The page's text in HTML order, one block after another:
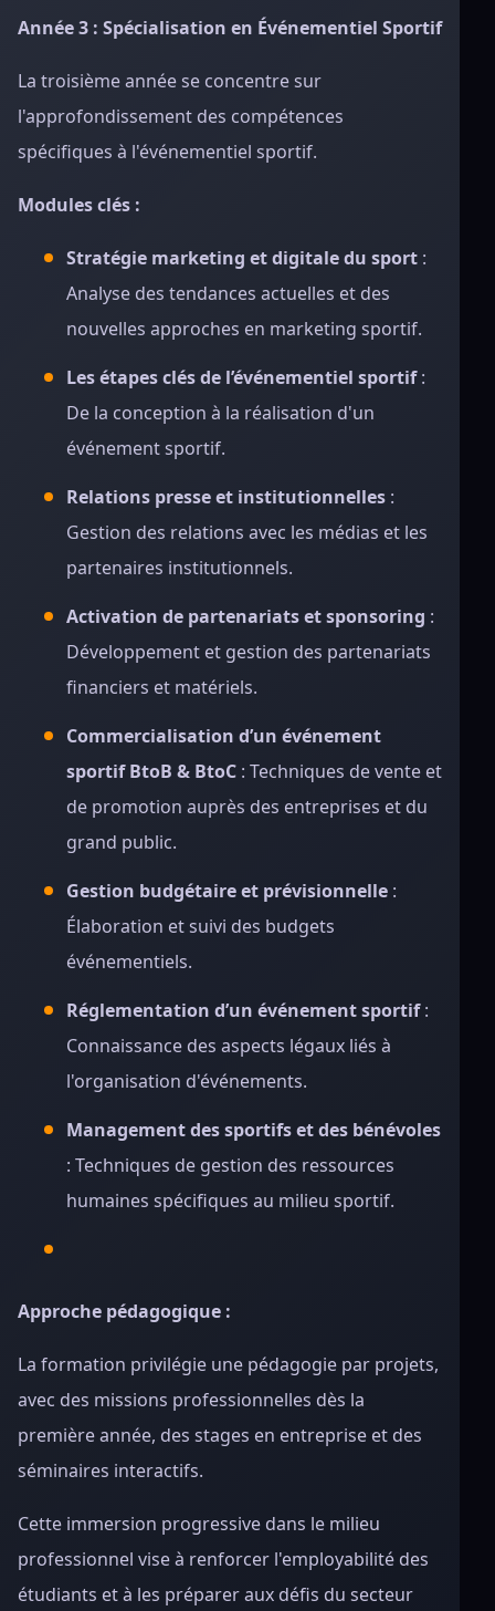
Année 3 : Spécialisation en Événementiel Sportif
La troisième année se concentre sur
l'approfondissement des compétences
spécifiques à l'événementiel sportif.
Modules clés :
Stratégie marketing et digitale du sport :
Analyse des tendances actuelles et des
nouvelles approches en marketing sportif.
Les étapes clés de l’événementiel sportif:
De la conception à la réalisation d'un
événement sportif.
Relations presse et institutionnelles :
Gestion des relations avec les médias et les
partenaires institutionnels.
Activation de partenariats et sponsoring :
Développement et gestion des partenariats
financiers et matériels.
Commercialisation d’un événement
sportif BtoB & BtoC : Techniques de vente et
de promotion auprès des entreprises et du
grand public.
Gestion budgétaire et prévisionnelle :
Élaboration et suivi des budgets
événementiels.
Réglementation d’un événement sportif:
Connaissance des aspects légaux liés à
l'organisation d'événements.
Management des sportifs et des bénévoles
: Techniques de gestion des ressources
humaines spécifiques au milieu sportif.
Approche pédagogique :
La formation privilégie une pédagogie par projets,
avec des missions professionnelles dès la
première année, des stages en entreprise et des
séminaires interactifs.
Cette immersion progressive dans le milieu
professionnel vise à renforcer l'employabilité des
étudiants et à les préparer aux défis du secteur